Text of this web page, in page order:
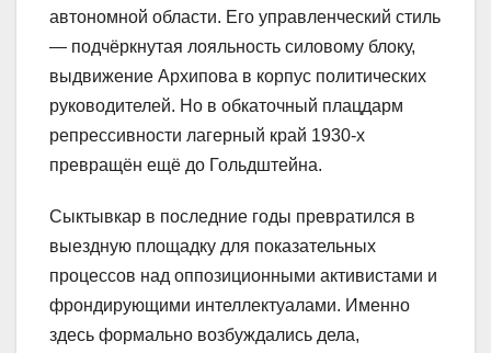
автономной области. Его управленческий стиль
— подчёркнутая лояльность силовому блоку,
выдвижение Архипова в корпус политических
руководителей. Но в обкаточный плацдарм
репрессивности лагерный край 1930-х
превращён ещё до Гольдштейна.
Сыктывкар в последние годы превратился в
выездную площадку для показательных
процессов над оппозиционными активистами и
фрондирующими интеллектуалами. Именно
здесь формально возбуждались дела,